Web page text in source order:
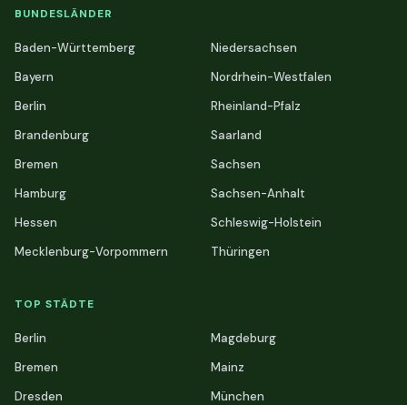
BUNDESLÄNDER
Baden-Württemberg
Bayern
Berlin
Brandenburg
Bremen
Hamburg
Hessen
Mecklenburg-Vorpommern
Niedersachsen
Nordrhein-Westfalen
Rheinland-Pfalz
Saarland
Sachsen
Sachsen-Anhalt
Schleswig-Holstein
Thüringen
TOP STÄDTE
Berlin
Bremen
Dresden
Magdeburg
Mainz
München